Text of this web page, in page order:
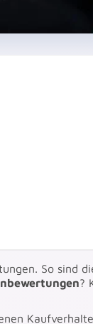
So sind
?